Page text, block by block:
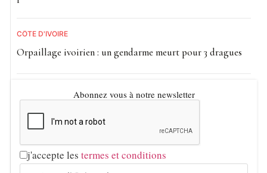
CÔTE D'IVOIRE
Orpaillage ivoirien : un gendarme meurt pour 3 dragues
Abonnez vous à notre newsletter
j'accepte les termes et conditions